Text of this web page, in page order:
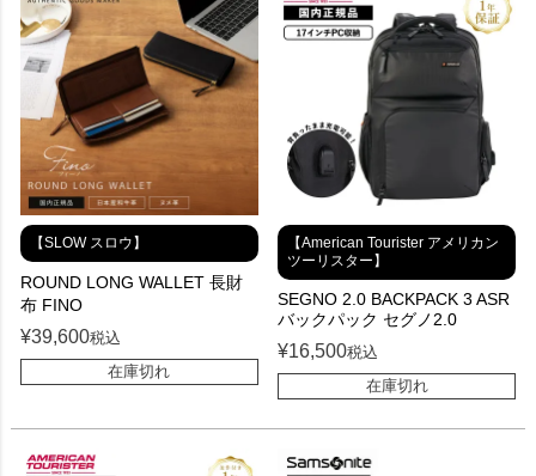
【SLOW スロウ】
ROUND LONG WALLET 長財
布 FINO
¥39,600税込
在庫切れ
【American Tourister アメリカン
ツーリスター】
SEGNO 2.0 BACKPACK 3 ASR
バックパック セグノ2.0
¥16,500税込
在庫切れ